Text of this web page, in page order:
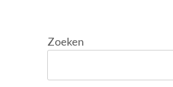
Zoeken